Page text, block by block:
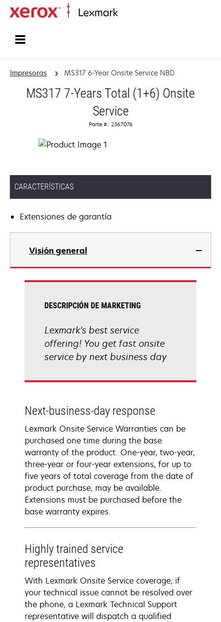
Impresoras MS317 6-Year Onsite Service NBD
MS317 7-Years Total (1+6) Onsite
Service
Parte #.: 2367076
CARACTERÍSTICAS
Extensiones de garantía
Visión general
DESCRIPCIÓN DE MARKETING
Lexmark's best service
offering! You get fast onsite
service by next business day
Next-business-day response
Lexmark Onsite Service Warranties can be
purchased one time during the base
warranty of the product. One-year, two-year,
three-year or four-year extensions, for up to
five years of total coverage from the date of
product purchase, may be available.
Extensions must be purchased before the
base warranty expires.
Highly trained service
representatives
With Lexmark Onsite Service coverage, if
your technical issue cannot be resolved over
the phone, a Lexmark Technical Support
representative will dispatch a qualified